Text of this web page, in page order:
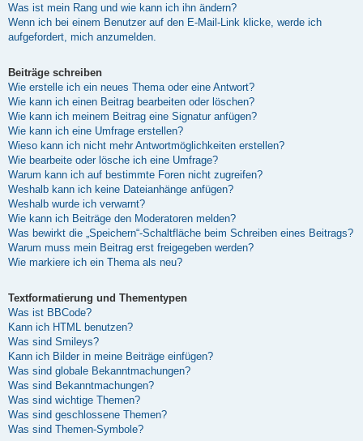
Was ist mein Rang und wie kann ich ihn ändern?
Wenn ich bei einem Benutzer auf den E-Mail-Link klicke, werde ich
aufgefordert, mich anzumelden.
Beiträge schreiben
Wie erstelle ich ein neues Thema oder eine Antwort?
Wie kann ich einen Beitrag bearbeiten oder löschen?
Wie kann ich meinem Beitrag eine Signatur anfügen?
Wie kann ich eine Umfrage erstellen?
Wieso kann ich nicht mehr Antwortmöglichkeiten erstellen?
Wie bearbeite oder lösche ich eine Umfrage?
Warum kann ich auf bestimmte Foren nicht zugreifen?
Weshalb kann ich keine Dateianhänge anfügen?
Weshalb wurde ich verwarnt?
Wie kann ich Beiträge den Moderatoren melden?
Was bewirkt die „Speichern“-Schaltfläche beim Schreiben eines Beitrags?
Warum muss mein Beitrag erst freigegeben werden?
Wie markiere ich ein Thema als neu?
Textformatierung und Thementypen
Was ist BBCode?
Kann ich HTML benutzen?
Was sind Smileys?
Kann ich Bilder in meine Beiträge einfügen?
Was sind globale Bekanntmachungen?
Was sind Bekanntmachungen?
Was sind wichtige Themen?
Was sind geschlossene Themen?
Was sind Themen-Symbole?